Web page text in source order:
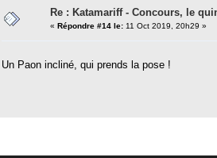
Re : Katamariff - Concours, le
« Répondre #14 le: 11 Oct 2019, 20h29 »
Un Paon incliné, qui prends la pose !